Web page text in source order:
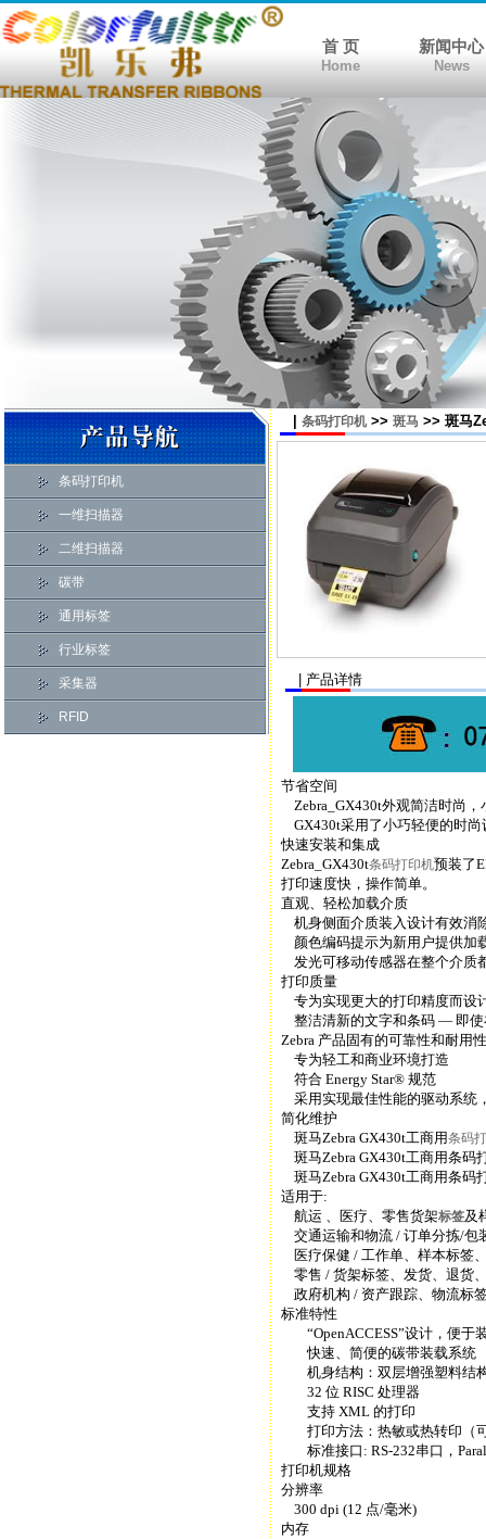
首 页
Home
新闻中心
News
条码打印机
一维扫描器
二维扫描器
碳带
通用标签
行业标签
采集器
RFID
条码打印机 >> 斑马 >> 斑马
| 产品详情
节省空间
Zebra_GX430t外观简洁时尚
GX430t采用了小巧轻便的时
快速安装和集成
Zebra_GX430t条码打印机预装了
打印速度快，操作简单。
直观、轻松加载介质
机身侧面介质装入设计有效消
颜色编码提示为新用户提供加
发光可移动传感器在整个介质
打印质量
专为实现更大的打印精度而设
整洁清新的文字和条码 — 即使
Zebra 产品固有的可靠性和耐用性
专为轻工和商业环境打造
符合 Energy Star® 规范
采用实现最佳性能的驱动系统
简化维护
斑马Zebra GX430t工商用条码
斑马Zebra GX430t工商用条码
斑马Zebra GX430t工商用条码
适用于:
航运 、医疗、零售货架标签及
交通运输和物流 / 订单分拣/包
医疗保健 / 工作单、样本标签
零售 / 货架标签、发货、退货
政府机构 / 资产跟踪、物流标
标准特性
“OpenACCESS”设计，便于
快速、简便的碳带装载系统
机身结构：双层增强塑料结
32 位 RISC 处理器
支持 XML 的打印
打印方法：热敏或热转印（
标准接口: RS-232串口，
打印机规格
分辨率
300 dpi (12 点/毫米)
内存